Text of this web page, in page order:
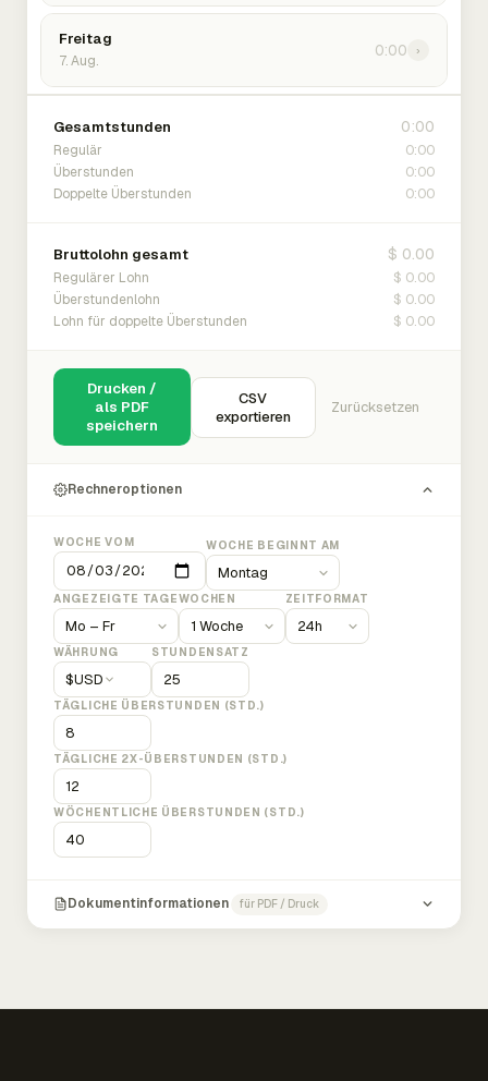
Freitag
7. Aug.
0:00 ›
Gesamtstunden 0:00
Regulär 0:00
Überstunden 0:00
Doppelte Überstunden 0:00
Bruttolohn gesamt $ 0.00
Regulärer Lohn $ 0.00
Überstundenlohn $ 0.00
Lohn für doppelte Überstunden $ 0.00
Drucken /
als PDF
speichern
CSV
exportieren
Zurücksetzen
Rechneroptionen
WOCHE VOM WOCHE BEGINNT AM
ANGEZEIGTE TAGEWOCHEN ZEITFORMAT
WÄHRUNG
$USD
STUNDENSATZ
TÄGLICHE ÜBERSTUNDEN (STD.)
TÄGLICHE 2X-ÜBERSTUNDEN (STD.)
WÖCHENTLICHE ÜBERSTUNDEN (STD.)
Dokumentinformationen für PDF / Druck